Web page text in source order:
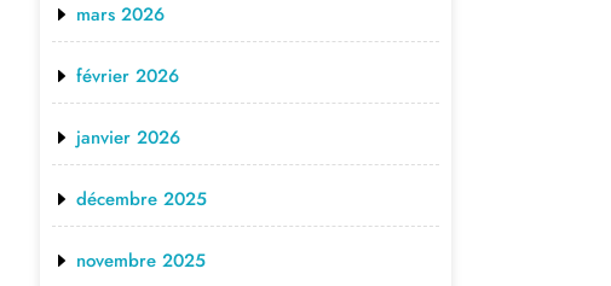
mars 2026
février 2026
janvier 2026
décembre 2025
novembre 2025